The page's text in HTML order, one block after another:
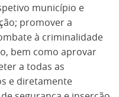
município e
promover a
à criminalidade
bem como aprovar
a todas as
e diretamente